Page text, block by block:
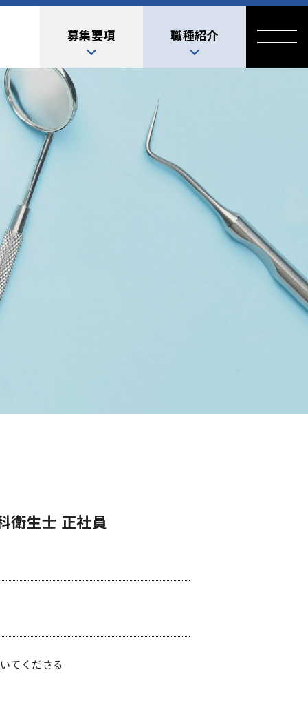
募集要項 職種紹介
衛生士 正社員
てくださる